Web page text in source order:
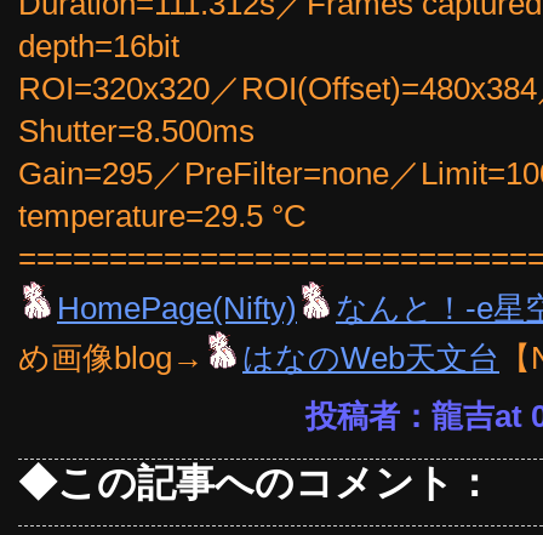
depth=16bit
ROI=320x320／
Shutter=8.500ms
Gain=295／PreFilter=none／
temperature=29.5 °C
HomePage(Nifty)
なんと！-e星
め画像blog→
はなのWeb天文台
投稿者：龍吉at
◆この記事へのコメント：